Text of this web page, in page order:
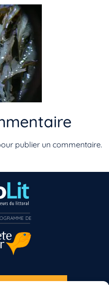
publier un commentaire.
inscrit à Biolit ?
maintenant